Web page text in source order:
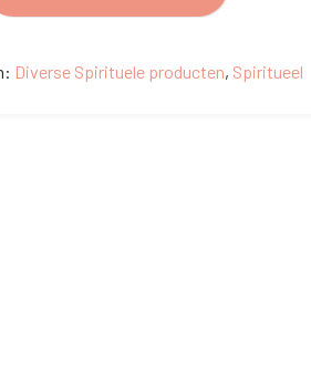
Diverse Spirituele producten, Spiritueel